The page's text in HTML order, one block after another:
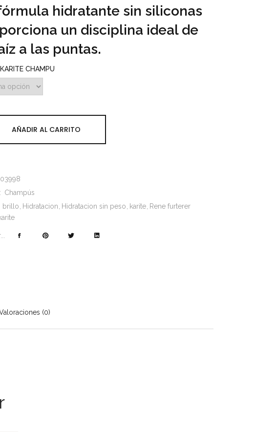
hidratante sin siliconas
un disciplina ideal de
a las puntas.
CHAMPU
AÑADIR AL CARRITO
Champús
brillo Hidratacion Hidratacion sin peso karite Rene furterer
(0)